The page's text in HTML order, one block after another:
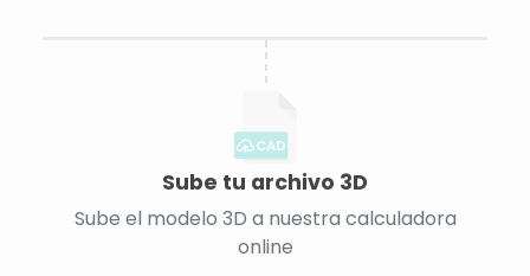
CAD
Sube tu archivo 3D
Sube el modelo 3D a nuestra calculadora
online